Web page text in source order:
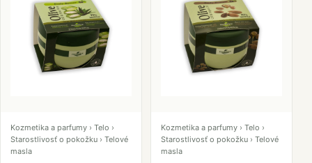
Kozmetika a parfumy › Telo ›
Starostlivosť o pokožku › Telové
masla
Kozmetika a parfumy › Telo ›
Starostlivosť o pokožku › Telové
masla